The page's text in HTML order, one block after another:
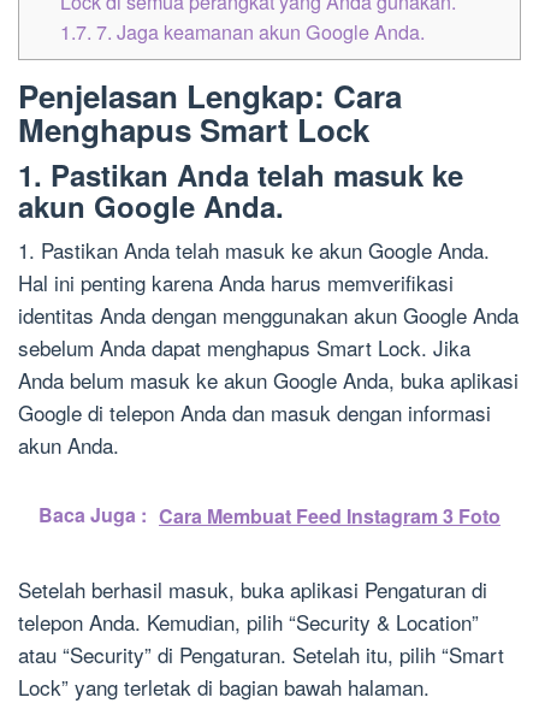
1.7. 7. Jaga keamanan akun Google Anda.
Penjelasan Lengkap: Cara
Menghapus Smart Lock
1. Pastikan Anda telah masuk ke
akun Google Anda.
1. Pastikan Anda telah masuk ke akun Google Anda.
Hal ini penting karena Anda harus memverifikasi
identitas Anda dengan menggunakan akun Google Anda
sebelum Anda dapat menghapus Smart Lock. Jika
Anda belum masuk ke akun Google Anda, buka aplikasi
Google di telepon Anda dan masuk dengan informasi
akun Anda.
Baca Juga : Cara Membuat Feed Instagram 3 Foto
Setelah berhasil masuk, buka aplikasi Pengaturan di
telepon Anda. Kemudian, pilih “Security & Location”
atau “Security” di Pengaturan. Setelah itu, pilih “Smart
Lock” yang terletak di bagian bawah halaman.